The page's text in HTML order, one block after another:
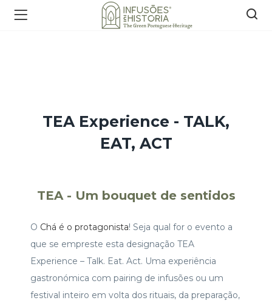
TEA Experience - TALK,
EAT, ACT
TEA - Um bouquet de sentidos
O Chá é o protagonista! Seja qual for o evento a
que se empreste esta designação TEA
Experience – Talk. Eat. Act. Uma experiência
gastronómica com pairing de infusões ou um
festival inteiro em volta dos rituais, da preparação,